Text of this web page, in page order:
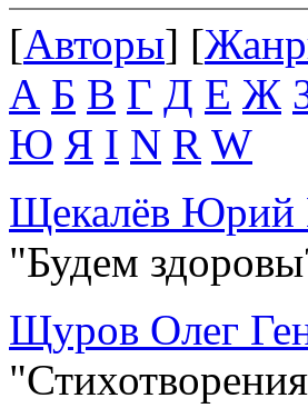
[Авторы] [
А Б В Г Д Е Ж
Ю Я I N R W
Щекалёв Юрий
"Будем
Щуров Олег